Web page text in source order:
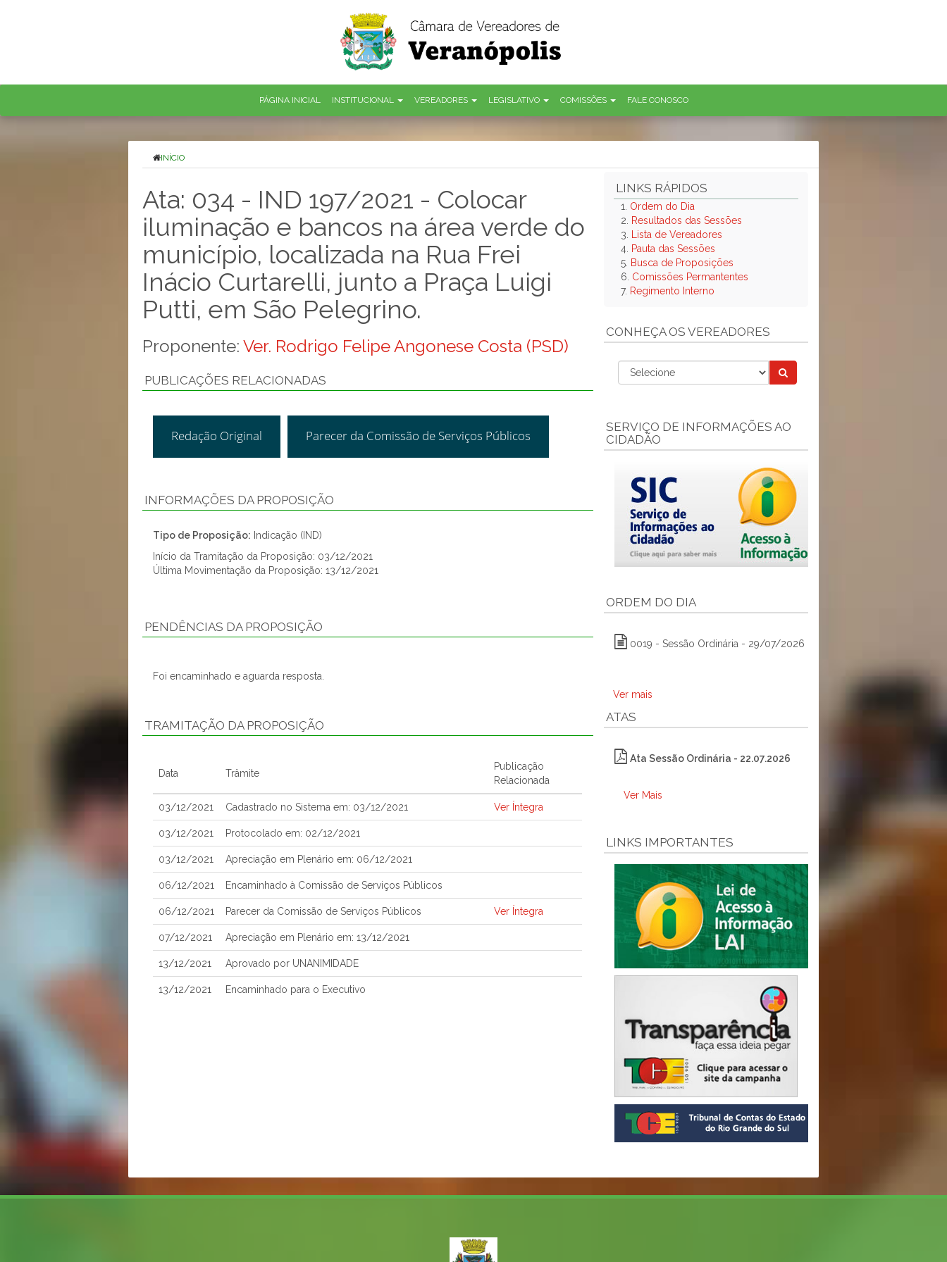
PÁGINA INICIAL INSTITUCIONAL VEREADORES LEGISLATIVO COMISSÕES FALE CONOSCO
INÍCIO
Ata: 034 - IND 197/2021 - Colocar
iluminação e bancos na área verde do
município, localizada na Rua Frei
Inácio Curtarelli, junto a Praça Luigi
Putti, em São Pelegrino.
Proponente: Ver. Rodrigo Felipe Angonese Costa (PSD)
PUBLICAÇÕES RELACIONADAS
Redação Original Parecer da Comissão de Serviços Públicos
INFORMAÇÕES DA PROPOSIÇÃO
Tipo de Proposição: Indicação (IND)
Início da Tramitação da Proposição: 03/12/2021
Última Movimentação da Proposição: 13/12/2021
PENDÊNCIAS DA PROPOSIÇÃO
Foi encaminhado e aguarda resposta.
TRAMITAÇÃO DA PROPOSIÇÃO
Data Trâmite
Publicação
Relacionada
03/12/2021 Cadastrado no Sistema em: 03/12/2021 Ver Íntegra
03/12/2021 Protocolado em: 02/12/2021
03/12/2021 Apreciação em Plenário em: 06/12/2021
06/12/2021 Encaminhado à Comissão de Serviços Públicos
06/12/2021 Parecer da Comissão de Serviços Públicos Ver Íntegra
07/12/2021 Apreciação em Plenário em: 13/12/2021
13/12/2021 Aprovado por UNANIMIDADE
13/12/2021 Encaminhado para o Executivo
LINKS RÁPIDOS
1. Ordem do Dia
2.
Resultados das Sessões
3.
Lista de Vereadores
4. Pauta das Sessões
5. Busca de Proposições
6. Comissões Permantentes
7. Regimento Interno
CONHEÇA OS VEREADORES
SERVIÇO DE INFORMAÇÕES AO
CIDADÃO
ORDEM DO DIA
0019 - Sessão Ordinária - 29/07/2026
Ver mais
ATAS
Ata Sessão Ordinária - 22.07.2026
Ver Mais
LINKS IMPORTANTES